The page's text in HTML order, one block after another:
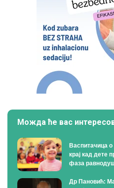
Можда ће вас
Васпитачица
крај кад дете
фаза
Др Пановић: